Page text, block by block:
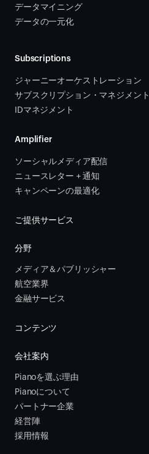
データマイニング
データの一元化
Subscriptions
ジャーニーオーケストレーション
サブスクリプション・マネジメント
IDマネジメント
Amplifier
ソーシャルメディア配信
ニュースレター + 通知
キャンペーンの最適化
ご提供サービス
分野
メディア＆パブリッシャー
航空業界
金融サービス
コンテンツ
会社案内
Pianoを選ぶ理由
Pianoについて
パートナー企業
経営陣
採用情報